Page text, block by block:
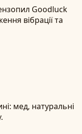
Goodluck
вібрації та
мед, натуральні